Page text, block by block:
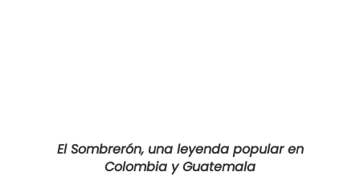
El Sombrerón, una leyenda popular en
Colombia y Guatemala